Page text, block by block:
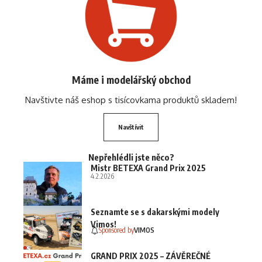
Máme i modelářský obchod
Navštivte náš eshop s tisícovkama produktů skladem!
Navštívit
Nepřehlédli jste něco?
Mistr BETEXA Grand Prix 2025
4.2.2026
Seznamte se s dakarskými modely
Vimos!
Sponsored byVIMOS
GRAND PRIX 2025 – ZÁVĚREČNÉ